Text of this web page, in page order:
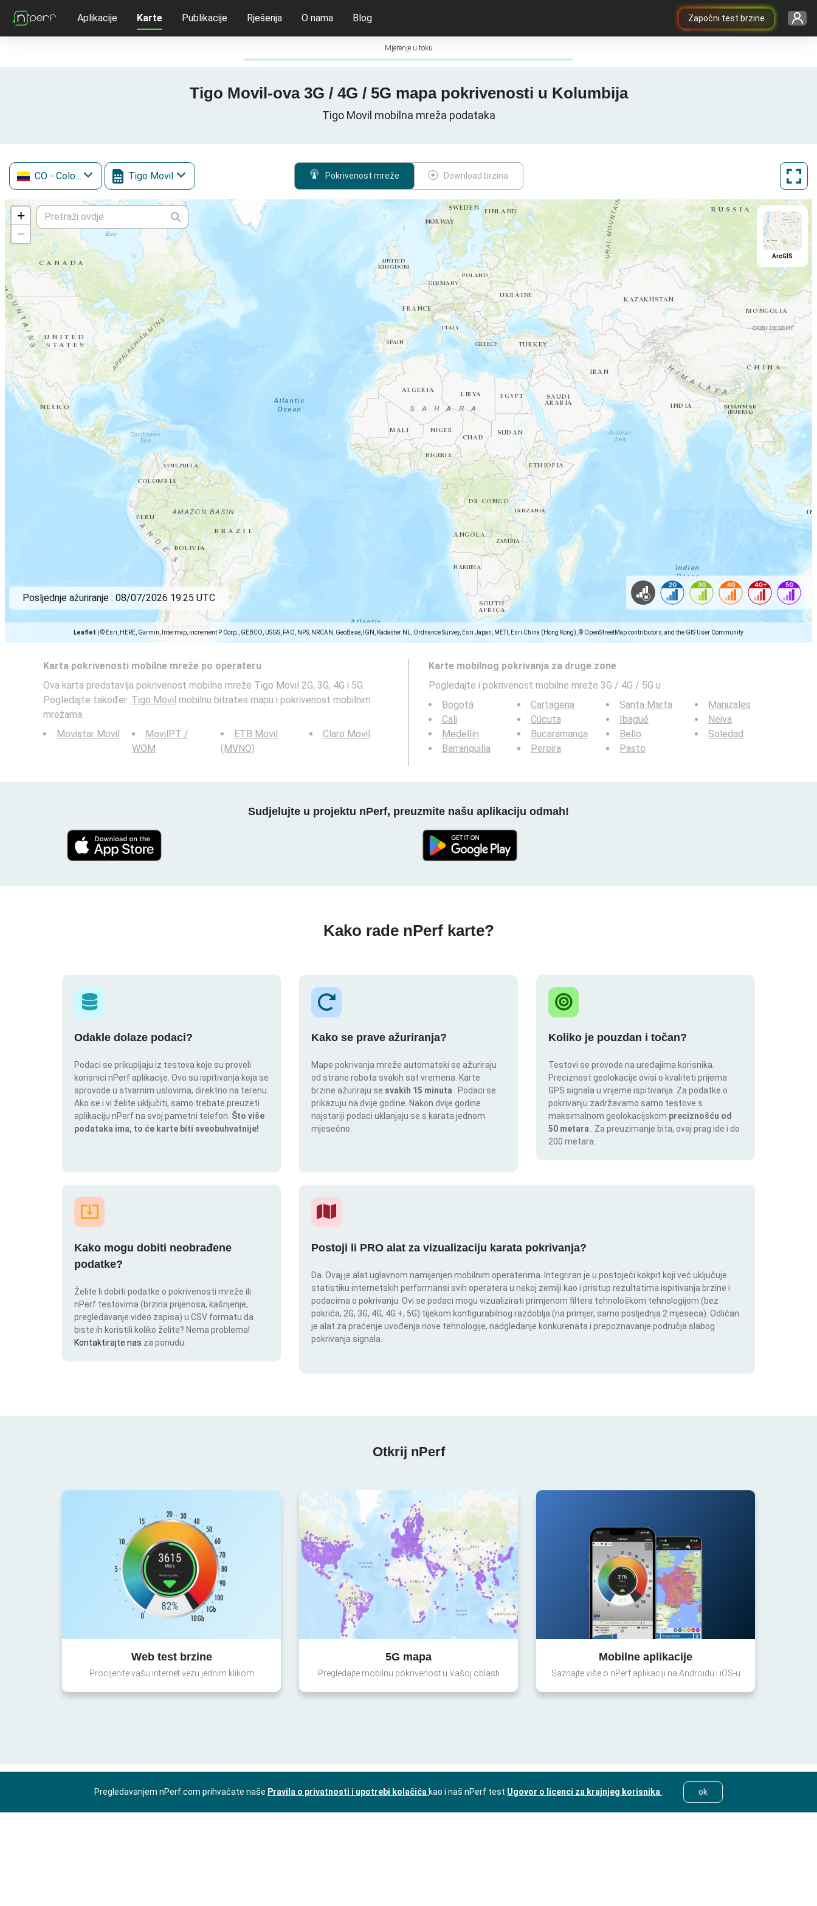
Započni test brzine
Aplikacije Karte Publikacije Rješenja O nama Blog
Mjerenje u toku
Tigo Movil-ova 3G / 4G / 5G mapa pokrivenosti u Kolumbija
Tigo Movil mobilna mreža podataka
CO - Colombia Tigo Movil Pokrivenost mreže Download brzina
+
−
Leaflet © Esri, HERE, Garmin, Intermap, increment P Corp., GEBCO, USGS, FAO, NPS, NRCAN, GeoBase, IGN, Kadaster NL, Ordnance Survey, Esri Japan, METI, Esri China (Hong Kong), © OpenStreetMap contributors, and the GIS User Community
ArcGIS
Posljednje ažuriranje : 08/07/2026 19:25 UTC
Karta pokrivenosti mobilne mreže po operateru
Ova karta predstavlja pokrivenost mobilne mreže Tigo Movil 2G, 3G, 4G i 5G.
Pogledajte također: Tigo Movil mobilnu bitrates mapu i pokrivenost mobilnim
mrežama.
Movistar Movil
MovilPT /
WOM
ETB Movil
(MVNO)
Claro Movil
Karte mobilnog pokrivanja za druge zone
Pogledajte i pokrivenost mobilne mreže 3G / 4G / 5G u :
Bogotá
Cali
Medellín
Barranquilla
Cartagena
Cúcuta
Bucaramanga
Pereira
Santa Marta
Ibagué
Bello
Pasto
Manizales
Neiva
Soledad
Sudjelujte u projektu nPerf, preuzmite našu aplikaciju odmah!
Kako rade nPerf karte?
Odakle dolaze podaci?
Podaci se prikupljaju iz testova koje su proveli
korisnici nPerf aplikacije. Ovo su ispitivanja koja se
sprovode u stvarnim uslovima, direktno na terenu.
Ako se i vi želite uključiti, samo trebate preuzeti
aplikaciju nPerf na svoj pametni telefon. Što više
podataka ima, to će karte biti sveobuhvatnije!
Kako se prave ažuriranja?
Mape pokrivanja mreže automatski se ažuriraju
od strane robota svakih sat vremena. Karte
brzine ažuriraju se svakih 15 minuta
. Podaci se
prikazuju na dvije godine. Nakon dvije godine
najstariji podaci uklanjaju se s karata jednom
mjesečno.
Koliko je pouzdan i točan?
Testovi se provode na uređajima korisnika.
Preciznost geolokacije ovisi o kvaliteti prijema
GPS signala u vrijeme ispitivanja. Za podatke o
pokrivanju zadržavamo samo testove s
maksimalnom geolokacijskom preciznošću od
50 metara
. Za preuzimanje bita, ovaj prag ide i do
200 metara.
Kako mogu dobiti neobrađene
podatke?
Želite li dobiti podatke o pokrivenosti mreže ili
nPerf testovima (brzina prijenosa, kašnjenje,
pregledavanje video zapisa) u CSV formatu da
biste ih koristili koliko želite? Nema problema!
Kontaktirajte nas za ponudu.
Postoji li PRO alat za vizualizaciju karata pokrivanja?
Da. Ovaj je alat uglavnom namijenjen mobilnim operaterima. Integriran je u postojeći kokpit koji već uključuje
statistiku internetskih performansi svih operatera u nekoj zemlji kao i pristup rezultatima ispitivanja brzine i
podacima o pokrivanju. Ovi se podaci mogu vizualizirati primjenom filtera tehnološkom tehnologijom (bez
pokrića, 2G, 3G, 4G, 4G +, 5G) tijekom konfigurabilnog razdoblja (na primjer, samo posljednja 2 mjeseca). Odličan
je alat za praćenje uvođenja nove tehnologije, nadgledanje konkurenata i prepoznavanje područja slabog
pokrivanja signala.
Otkrij nPerf
Web test brzine
Procijenite vašu internet vezu jednim klikom
5G mapa
Pregledajte mobilnu pokrivenost u Vašoj oblasti
Mobilne aplikacije
Saznajte više o nPerf aplikaciji na Androidu i iOS-u
Pregledavanjem nPerf.com prihvaćate naše Pravila o privatnosti i upotrebi kolačića kao i naš nPerf test Ugovor o licenci za krajnjeg korisnika ok